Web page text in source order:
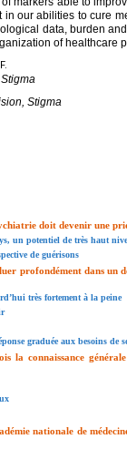
our abilities to cure
data, burden
of healthcare
Stigma
doit devenir une
un potentiel de très haut
de guérisons
profondément dans un
très fortement à la peine
graduée aux besoins de
connaissance générale
nationale de